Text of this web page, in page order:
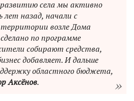
села мы активно
лет назад, начали с
возле Дома
по программе
собирают средства,
добавляет. И дальше
областного бюджета,
Аксёнов.